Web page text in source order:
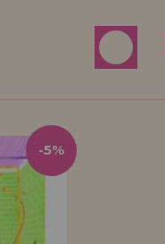
Sie
den
-5%